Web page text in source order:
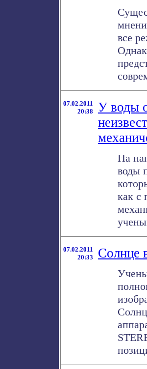
все
07.02.2011
20:38
У воды
На
воды
как с
07.02.2011
20:33
Солнце